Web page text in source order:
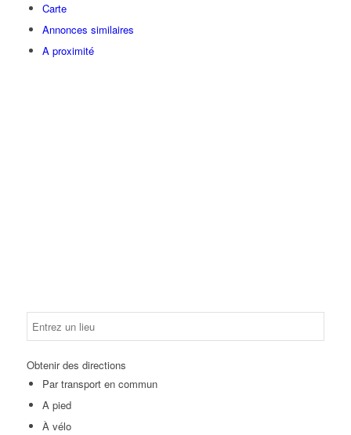
Carte
Annonces similaires
A proximité
Obtenir des directions
Par transport en commun
A pied
À vélo